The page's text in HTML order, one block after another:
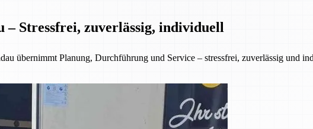
– Stressfrei, zuverlässig, individuell
übernimmt Planung, Durchführung und Service – stressfrei, zuverlässig und